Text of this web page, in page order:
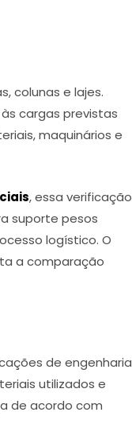
colunas e lajes.
cargas previstas
maquinários e
, essa verificação
suporte pesos
logístico. O
a comparação
de engenharia
utilizados e
de acordo com